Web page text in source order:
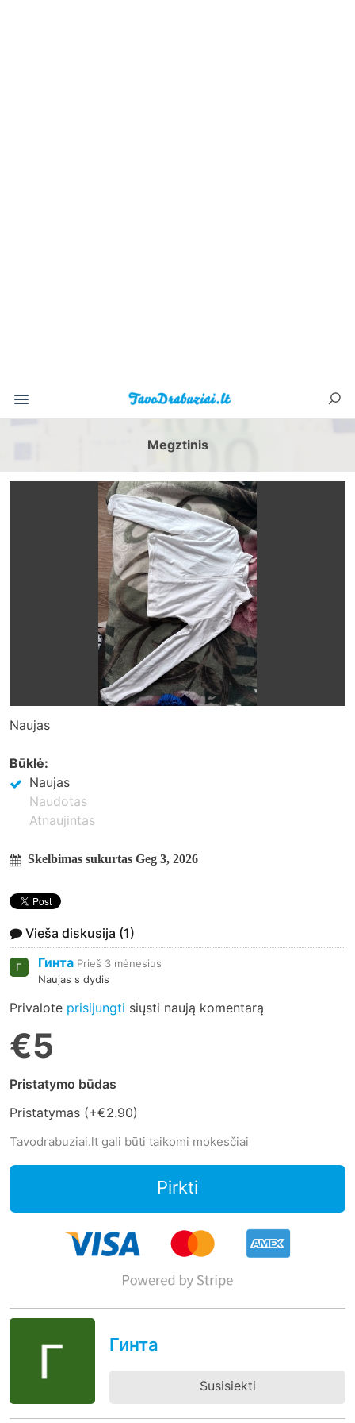
Megztinis
Naujas
Būklė:
Naujas
Naudotas
Atnaujintas
Skelbimas sukurtas Geg 3, 2026
Vieša diskusija (1)
Гинта Prieš 3 mėnesius
Naujas s dydis
Privalote prisijungti siųsti naują komentarą
€5
Pristatymo būdas
Pristatymas (+€2.90)
Tavodrabuziai.lt gali būti taikomi mokesčiai
Pirkti
Гинта
Susisiekti